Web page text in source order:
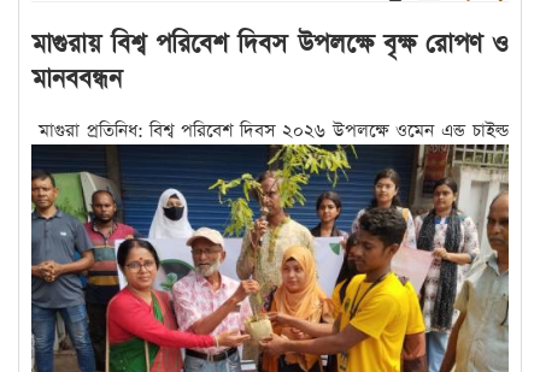
মাগুরায় বিশ্ব পরিবেশ দিবস উপলক্ষে বৃক্ষ রোপণ ও
মানববন্ধন
মাগুরা প্রতিনিধ: বিশ্ব পরিবেশ দিবস ২০২৬ উপলক্ষে ওমেন এন্ড চাইল্ড